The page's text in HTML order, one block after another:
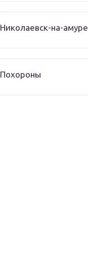
Николаевск-на-амуре
Похороны